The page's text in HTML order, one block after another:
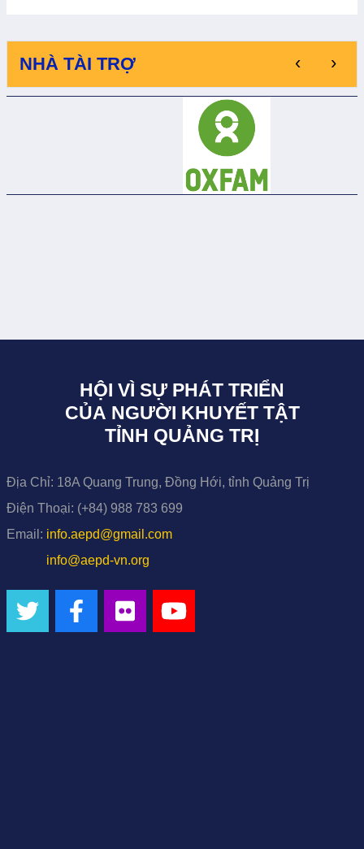
NHÀ TÀI TRỢ ‹ ›
HỘI VÌ SỰ PHÁT TRIỂN
CỦA NGƯỜI KHUYẾT TẬT
TỈNH QUẢNG TRỊ
Địa Chỉ: 18A Quang Trung, Đồng Hới, tỉnh Quảng Trị
Điện Thoại: (+84) 988 783 699
Email: info.aepd@gmail.com
info@aepd-vn.org